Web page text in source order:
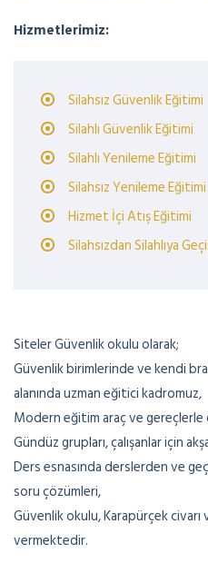
Hizmetlerimiz:
Silahsız Güvenlik Eğitimi
Silahlı Güvenlik Eğitimi
Silahlı Yenileme Eğitimi
Silahsız Yenileme Eğitimi
Hizmet İçi Atış Eğitimi
Silahsızdan Silahlıya
Siteler Güvenlik okulu olarak;
Güvenlik birimlerinde ve kendi
alanında uzman eğitici kadromuz,
Modern eğitim araç ve gereçlerle
Gündüz grupları, çalışanlar için
Ders esnasında derslerden ve
soru çözümleri,
Güvenlik okulu, Karapürçek
vermektedir.